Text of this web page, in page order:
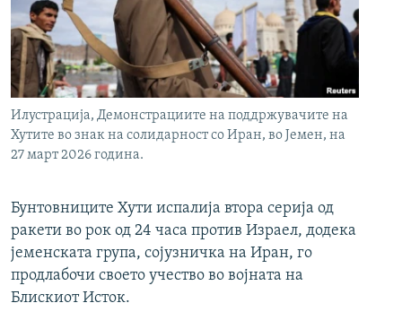
Илустрација, Демонстрациите на поддржувачите на
Хутите во знак на солидарност со Иран, во Јемен, на
27 март 2026 година.
Бунтовниците Хути испалија втора серија од
ракети во рок од 24 часа против Израел, додека
јеменската група, сојузничка на Иран, го
продлабочи своето учество во војната на
Блискиот Исток.